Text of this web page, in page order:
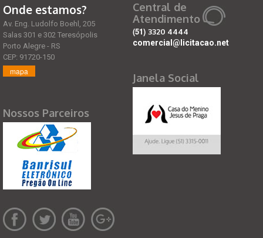
Onde estamos?
Av. Eng. Ludolfo Boehl, 205
Salas 301 e 302 Teresópolis
Porto Alegre - RS
CEP: 91720-150
mapa
Nossos Parceiros
Central de
Atendimento
(51) 3320 4444
comercial@licitacao.net
Janela Social